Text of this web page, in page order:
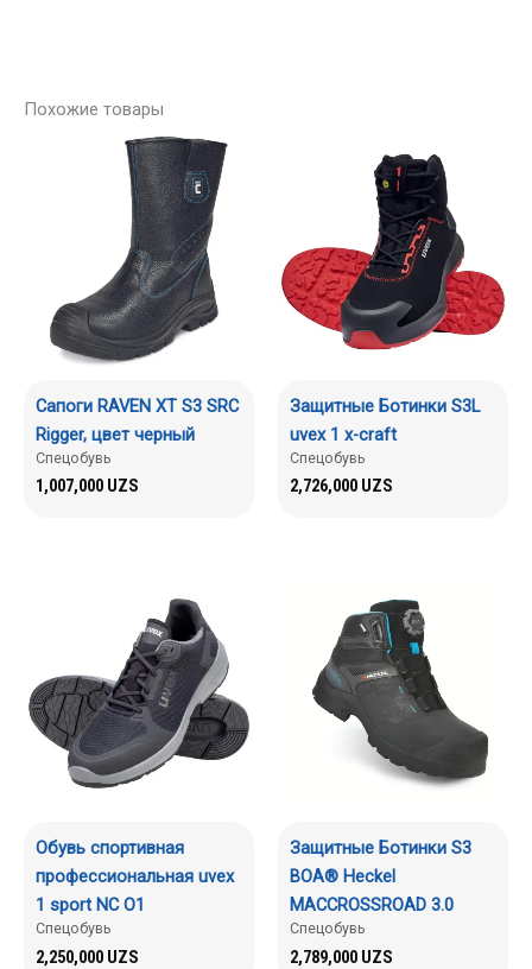
Похожие товары
Сапоги RAVEN XT S3 SRC
Rigger, цвет черный
Спецобувь
1,007,000 UZS
Защитные Ботинки S3L
uvex 1 x-craft
Спецобувь
2,726,000 UZS
Обувь спортивная
профессиональная uvex
1 sport NC O1
Спецобувь
2,250,000 UZS
Защитные Ботинки S3
BOA® Heckel
MACCROSSROAD 3.0
Спецобувь
2,789,000 UZS